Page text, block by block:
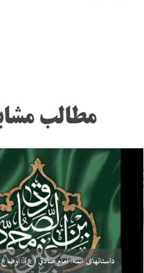
مطالب
داستان های ائمه: امام صادق (ع): گره